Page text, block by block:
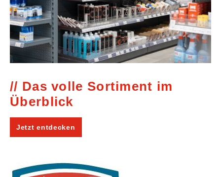
Das volle Sortiment im
Überblick
Jetzt entdecken